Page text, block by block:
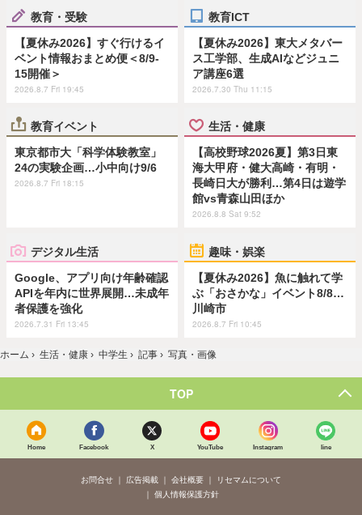
教育・受験
【夏休み2026】すぐ行けるイ
ベント情報おまとめ便＜8/9-
15開催＞
2026.8.7 Fri 19:45
教育ICT
【夏休み2026】東大メタバー
ス工学部、生成AIなどジュニ
ア講座6選
2026.7.30 Thu 11:15
教育イベント
東京都市大「科学体験教室」
24の実験企画…小中向け9/6
2026.8.7 Fri 18:15
生活・健康
【高校野球2026夏】第3日東
海大甲府・健大高崎・有明・
長崎日大が勝利…第4日は遊学
館vs青森山田ほか
2026.8.8 Sat 9:52
デジタル生活
Google、アプリ向け年齢確認
APIを年内に世界展開…未成年
者保護を強化
2026.7.31 Fri 13:45
趣味・娯楽
【夏休み2026】魚に触れて学
ぶ「おさかな」イベント8/8…
川崎市
2026.8.7 Fri 10:45
ホーム › 生活・健康 › 中学生 › 記事 › 写真・画像
TOP
Home Facebook X YouTube Instagram line
お問合せ 広告掲載 会社概要
リセマムについて
個人情報保護方針